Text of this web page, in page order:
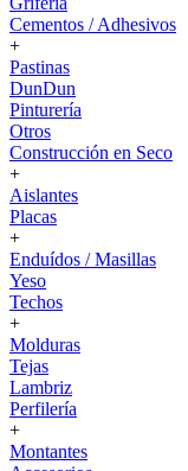
Cementos / Adhesivos
+
Pastinas
DunDun
Pinturería
Otros
Construcción en Seco
+
Aislantes
Placas
+
Enduídos / Masillas
Yeso
Techos
+
Molduras
Tejas
Lambriz
Perfilería
+
Montantes